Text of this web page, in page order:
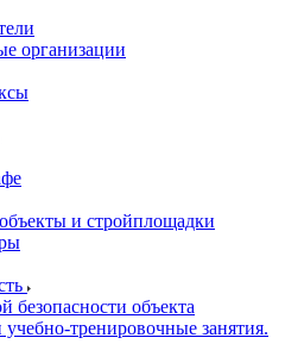
организации
и стройплощадки
безопасности объекта
тренировочные занятия.